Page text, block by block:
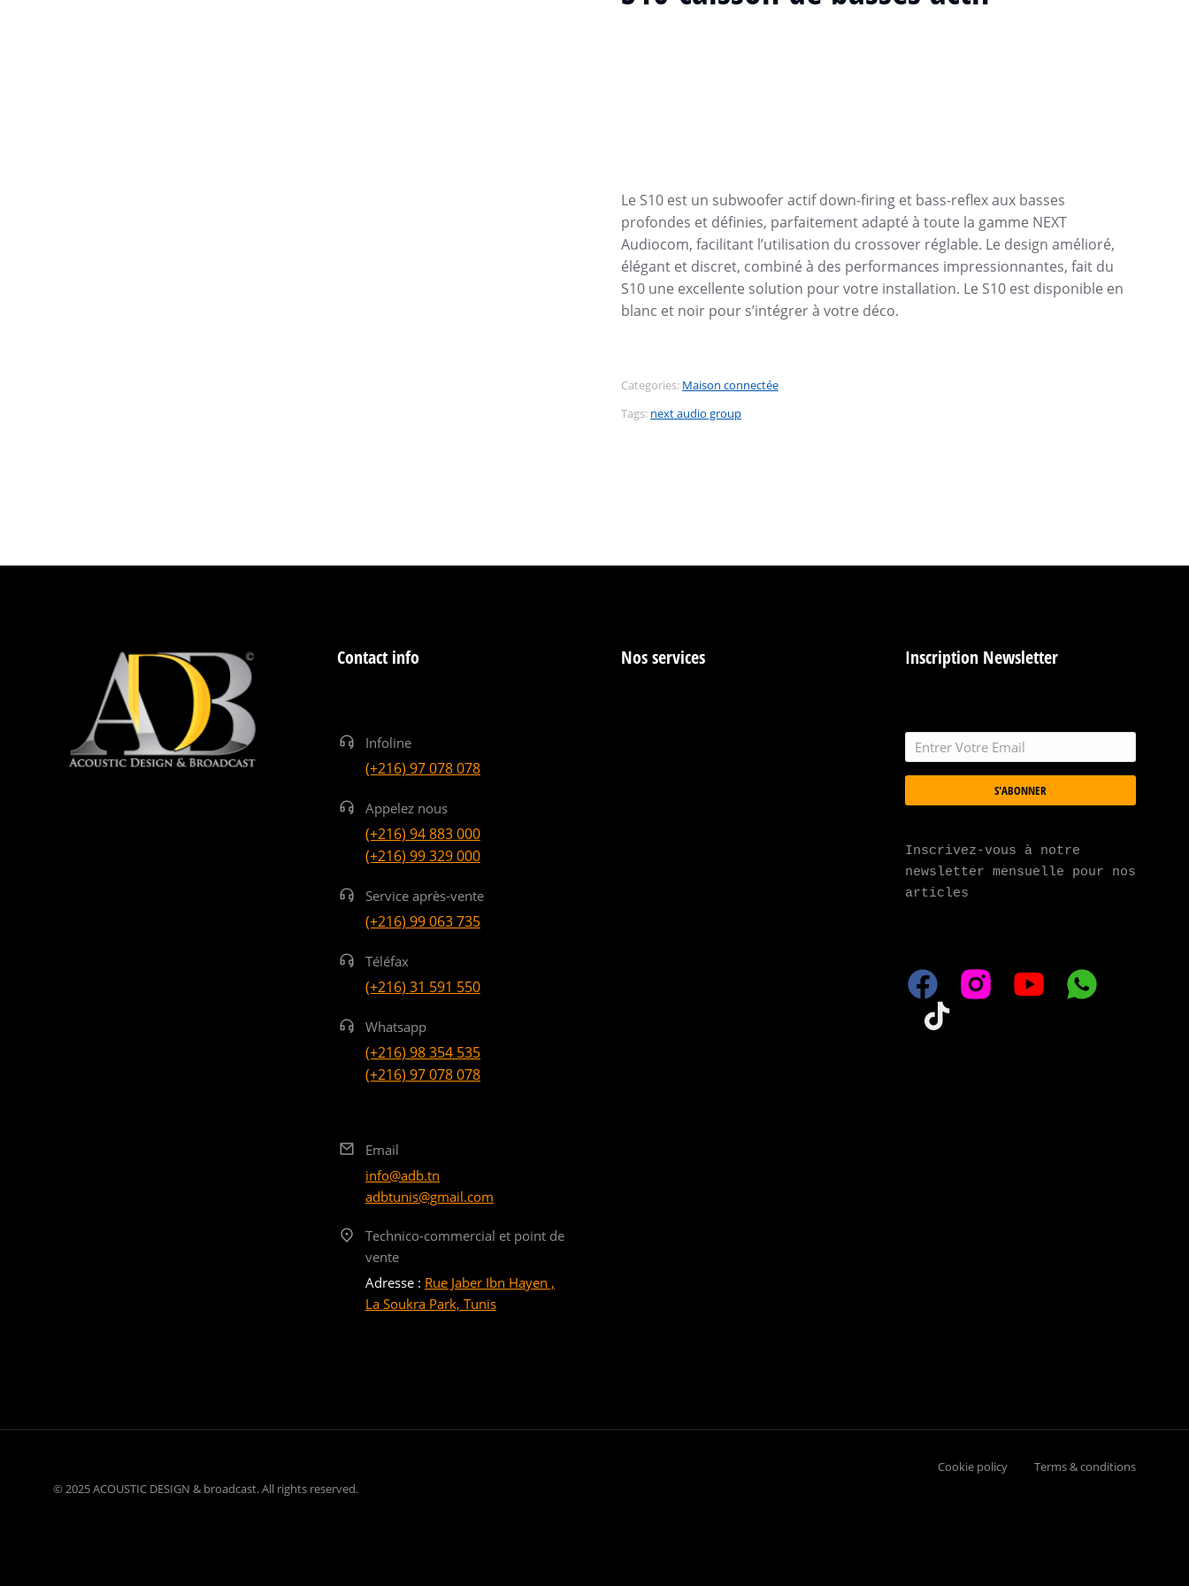
Le S10 est un subwoofer actif down-firing et bass-reflex aux basses
profondes et définies, parfaitement adapté à toute la gamme NEXT
Audiocom, facilitant l’utilisation du crossover réglable. Le design amélioré,
élégant et discret, combiné à des performances impressionnantes, fait du
S10 une excellente solution pour votre installation. Le S10 est disponible en
blanc et noir pour s’intégrer à votre déco.
Categories: Maison connectée
Tags: next audio group
Contact info
Infoline
(+216) 97 078 078
Appelez nous
(+216) 94 883 000
(+216) 99 329 000
Service après-vente
(+216) 99 063 735
Téléfax
(+216) 31 591 550
Whatsapp
(+216) 98 354 535
(+216) 97 078 078
Email
info@adb.tn
adbtunis@gmail.com
Technico-commercial et point de
vente
Adresse : Rue Jaber Ibn Hayen ,
La Soukra Park, Tunis
Nos services Inscription Newsletter
S'ABONNER
Inscrivez-vous à notre
newsletter mensuelle pour nos
articles
© 2025 ACOUSTIC DESIGN & broadcast. All rights reserved.
Cookie policy Terms & conditions